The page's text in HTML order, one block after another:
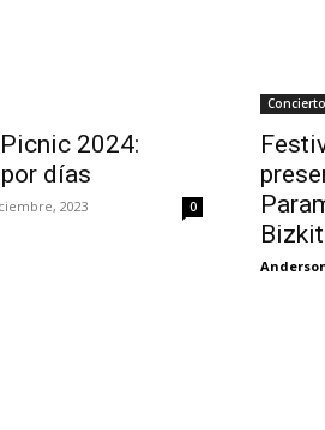
2024:
días
2023 0